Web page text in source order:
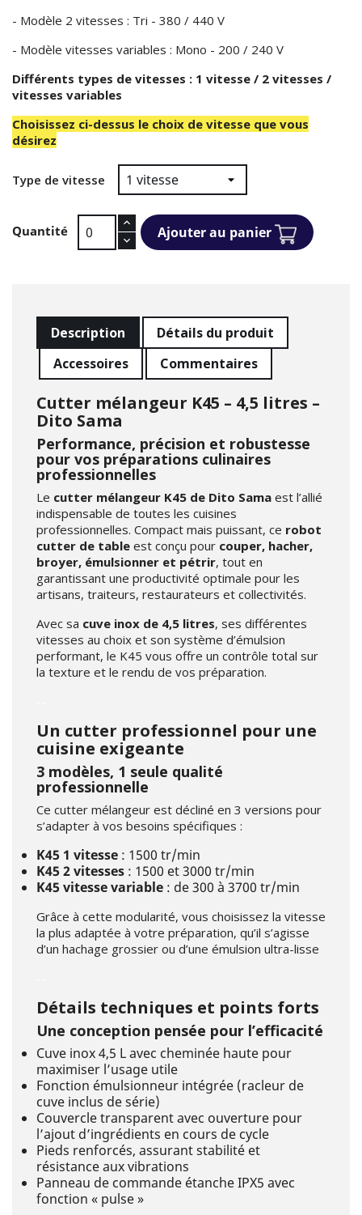
- Modèle 2 vitesses : Tri - 380 / 440 V
- Modèle vitesses variables : Mono - 200 / 240 V
Différents types de vitesses : 1 vitesse / 2 vitesses /
vitesses variables
Choisissez ci-dessus le choix de vitesse que vous
désirez
Type de vitesse
Quantité Ajouter au panier
Description
Détails du produit
Accessoires
Commentaires
Cutter mélangeur K45 – 4,5 litres –
Dito Sama
Performance, précision et robustesse
pour vos préparations culinaires
professionnelles
Le cutter mélangeur K45 de Dito Sama est l’allié
indispensable de toutes les cuisines
professionnelles. Compact mais puissant, ce robot
cutter de table est conçu pour couper, hacher,
broyer, émulsionner et pétrir, tout en
garantissant une productivité optimale pour les
artisans, traiteurs, restaurateurs et collectivités.
Avec sa cuve inox de 4,5 litres, ses différentes
vitesses au choix et son système d’émulsion
performant, le K45 vous offre un contrôle total sur
la texture et le rendu de vos préparation.
Un cutter professionnel pour une
cuisine exigeante
3 modèles, 1 seule qualité
professionnelle
Ce cutter mélangeur est décliné en 3 versions pour
s’adapter à vos besoins spécifiques :
K45 1 vitesse : 1500 tr/min
K45 2 vitesses : 1500 et 3000 tr/min
K45 vitesse variable : de 300 à 3700 tr/min
Grâce à cette modularité, vous choisissez la vitesse
la plus adaptée à votre préparation, qu’il s’agisse
d’un hachage grossier ou d’une émulsion ultra-lisse
Détails techniques et points forts
Une conception pensée pour l’efficacité
Cuve inox 4,5 L avec cheminée haute pour
maximiser l’usage utile
Fonction émulsionneur intégrée (racleur de
cuve inclus de série)
Couvercle transparent avec ouverture pour
l’ajout d’ingrédients en cours de cycle
Pieds renforcés, assurant stabilité et
résistance aux vibrations
Panneau de commande étanche IPX5 avec
fonction « pulse »